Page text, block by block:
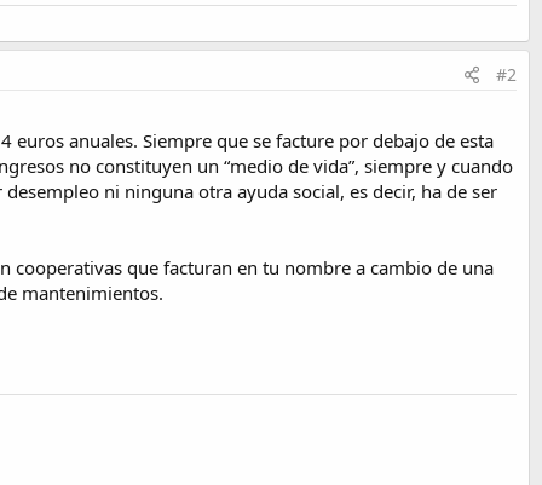
#2
euros anuales. Siempre que se facture por debajo de esta
no constituyen un “medio de vida”, siempre y cuando
ni ninguna otra ayuda social, es decir, ha de ser
cooperativas que facturan en tu nombre a cambio de una
mantenimientos.